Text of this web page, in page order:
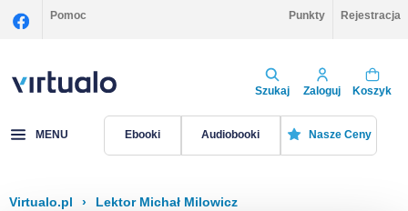
Pomoc Punkty Rejestracja
Szukaj Zaloguj Koszyk
MENU Ebooki Audiobooki Nasze Ceny
Virtualo.pl › Lektor Michał Milowicz